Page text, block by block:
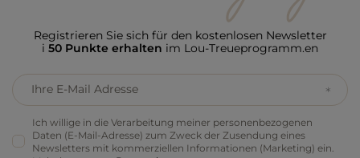
Registrieren Sie sich für den kostenlosen Newsletter
i 50 Punkte erhalten im Lou-Treueprogramm.en
Ihre E-Mail Adresse
Ich willige in die Verarbeitung meiner personenbezogenen
Daten (E-Mail-Adresse) zum Zweck der Zusendung eines
Newsletters mit kommerziellen Informationen (Marketing) ein.